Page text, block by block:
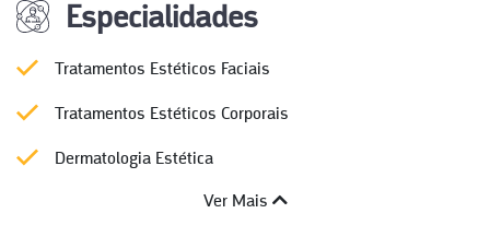
Especialidades
Tratamentos Estéticos Faciais
Tratamentos Estéticos Corporais
Dermatologia Estética
Ver Mais